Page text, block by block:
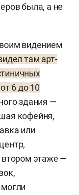
была, а не
видением
там арт-
6 до 10
здания —
кофейня,
или
этаже —